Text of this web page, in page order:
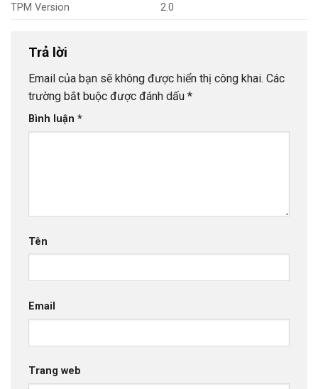
TPM Version
2.0
Trả lời
Email của bạn sẽ không được hiển thị công khai. Các
trường bắt buộc được đánh dấu *
Bình luận *
Tên
Email
Trang web